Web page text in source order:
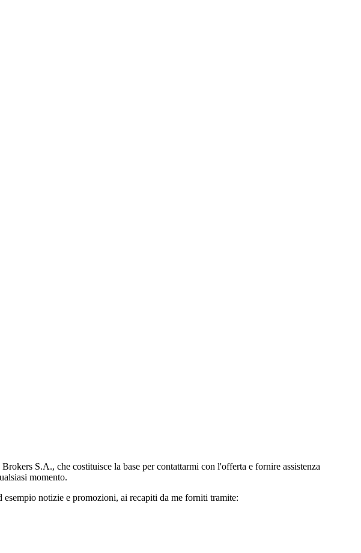
S.A., che costituisce la base per contattarmi con l'offerta e fornire assistenza
momento.
notizie e promozioni, ai recapiti da me forniti tramite: